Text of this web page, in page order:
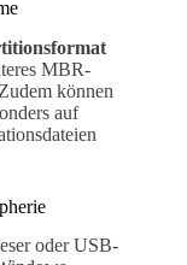
MBR-
können
auf
oder USB-